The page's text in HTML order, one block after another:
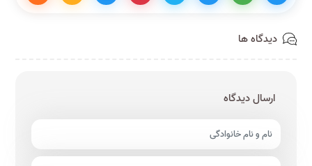
دیدگاه ها
ارسال دیدگاه